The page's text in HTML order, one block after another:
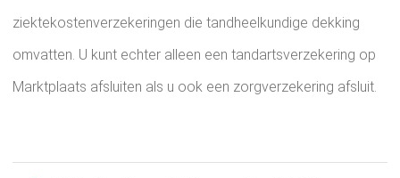
ziektekostenverzekeringen die tandheelkundige dekking
omvatten. U kunt echter alleen een tandartsverzekering op
Marktplaats afsluiten als u ook een zorgverzekering afsluit.